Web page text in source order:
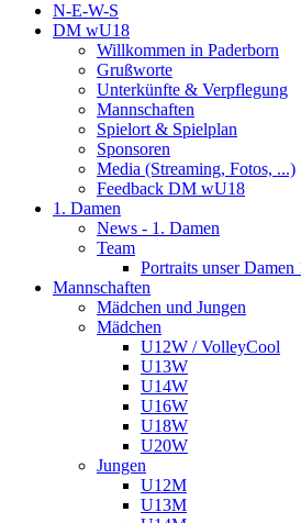
N-E-W-S
DM wU18
Willkommen in Paderborn
Grußworte
Unterkünfte & Verpflegung
Mannschaften
Spielort & Spielplan
Sponsoren
Media (Streaming, Fotos, ...)
Feedback DM wU18
1. Damen
News - 1. Damen
Team
Portraits unser Damen
Mannschaften
Mädchen und Jungen
Mädchen
U12W / VolleyCool
U13W
U14W
U16W
U18W
U20W
Jungen
U12M
U13M